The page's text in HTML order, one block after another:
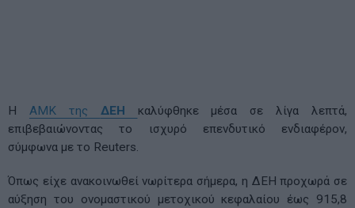
Η ΑΜΚ της ΔΕΗ καλύφθηκε μέσα σε λίγα λεπτά,
επιβεβαιώνοντας το ισχυρό επενδυτικό ενδιαφέρον,
σύμφωνα με το Reuters.
Όπως είχε ανακοινωθεί νωρίτερα σήμερα, η ΔΕΗ προχωρά σε
αύξηση του ονομαστικού μετοχικού κεφαλαίου έως 915,8